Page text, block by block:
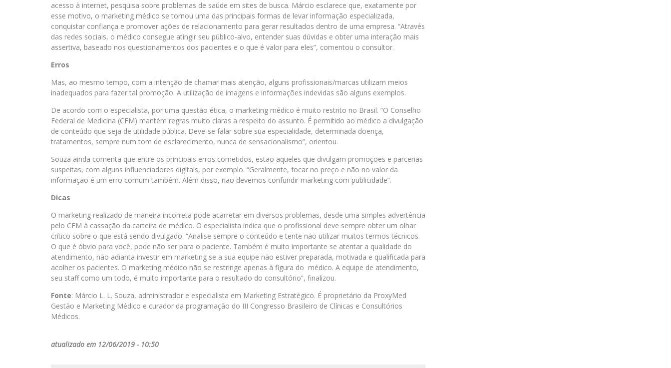
acesso à internet, pesquisa sobre problemas de saúde em sites de busca. Márcio esclarece que, exatamente por
esse motivo, o marketing médico se tornou uma das principais formas de levar informação especializada,
conquistar confiança e promover ações de relacionamento para gerar resultados dentro de uma empresa. “Através
das redes sociais, o médico consegue atingir seu público-alvo, entender suas dúvidas e obter uma interação mais
assertiva, baseado nos questionamentos dos pacientes e o que é valor para eles”, comentou o consultor.
Erros
Mas, ao mesmo tempo, com a intenção de chamar mais atenção, alguns profissionais/marcas utilizam meios
inadequados para fazer tal promoção. A utilização de imagens e informações indevidas são alguns exemplos.
De acordo com o especialista, por uma questão ética, o marketing médico é muito restrito no Brasil. “O Conselho
Federal de Medicina (CFM) mantém regras muito claras a respeito do assunto. É permitido ao médico a divulgação
de conteúdo que seja de utilidade pública. Deve-se falar sobre sua especialidade, determinada doença,
tratamentos, sempre num tom de esclarecimento, nunca de sensacionalismo”, orientou.
Souza ainda comenta que entre os principais erros cometidos, estão aqueles que divulgam promoções e parcerias
suspeitas, com alguns influenciadores digitais, por exemplo. “Geralmente, focar no preço e não no valor da
informação é um erro comum também. Além disso, não devemos confundir marketing com publicidade”.
Dicas
O marketing realizado de maneira incorreta pode acarretar em diversos problemas, desde uma simples advertência
pelo CFM à cassação da carteira de médico. O especialista indica que o profissional deve sempre obter um olhar
crítico sobre o que está sendo divulgado. “Analise sempre o conteúdo e tente não utilizar muitos termos técnicos.
O que é óbvio para você, pode não ser para o paciente. Também é muito importante se atentar a qualidade do
atendimento, não adianta investir em marketing se a sua equipe não estiver preparada, motivada e qualificada para
acolher os pacientes. O marketing médico não se restringe apenas à figura do médico. A equipe de atendimento,
seu staff como um todo, é muito importante para o resultado do consultório”, finalizou.
Fonte: Márcio L. L. Souza, administrador e especialista em Marketing Estratégico. É proprietário da ProxyMed
Gestão e Marketing Médico e curador da programação do III Congresso Brasileiro de Clínicas e Consultórios
Médicos.
atualizado em 12/06/2019 - 10:50